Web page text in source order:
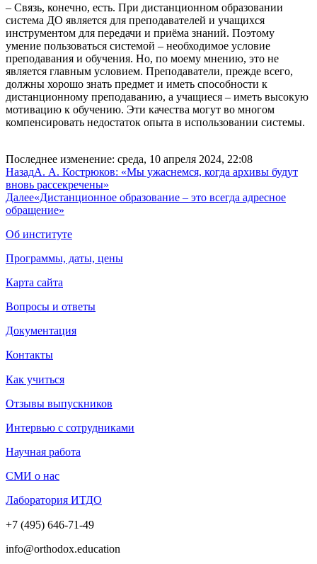
– Связь, конечно, есть. При дистанционном образовании
система ДО является для преподавателей и учащихся
инструментом для передачи и приёма знаний. Поэтому
умение пользоваться системой – необходимое условие
преподавания и обучения. Но, по моему мнению, это не
является главным условием. Преподаватели, прежде всего,
должны хорошо знать предмет и иметь способности к
дистанционному преподаванию, а учащиеся – иметь высокую
мотивацию к обучению. Эти качества могут во многом
компенсировать недостаток опыта в использовании системы.
Последнее изменение: среда, 10 апреля 2024, 22:08
НазадА. А. Кострюков: «Мы ужаснемся, когда архивы будут
вновь рассекречены»
Далее«Дистанционное образование – это всегда адресное
обращение»
Об институте
Программы, даты, цены
Карта сайта
Вопросы и ответы
Документация
Контакты
Как учиться
Отзывы выпускников
Интервью с сотрудниками
Научная работа
СМИ о нас
Лаборатория ИТДО
+7 (495) 646-71-49
info@orthodox.education